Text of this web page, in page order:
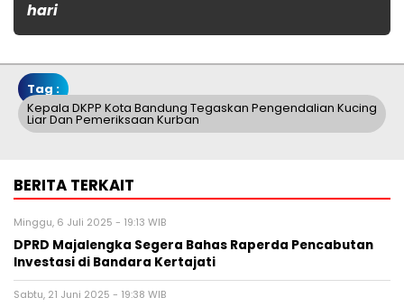
hari
Tag :
Kepala DKPP Kota Bandung Tegaskan Pengendalian Kucing
Liar Dan Pemeriksaan Kurban
BERITA TERKAIT
Minggu, 6 Juli 2025 - 19:13 WIB
DPRD Majalengka Segera Bahas Raperda Pencabutan
Investasi di Bandara Kertajati
Sabtu, 21 Juni 2025 - 19:38 WIB